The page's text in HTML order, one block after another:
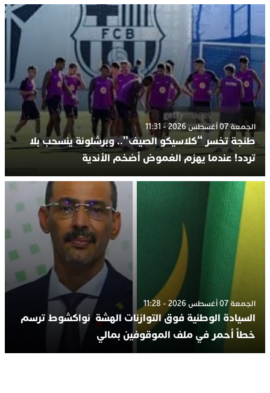
الجمعة 07 أغسطس 2026 - 11:31
طنجة تخسر “كلاسيكو الصيف”.. وبرشلونة ينسحب بلا
تردد! عندما يهزم الغموض أضخم الأندية
الجمعة 07 أغسطس 2026 - 11:28
السيادة الوطنية فوق التوازنات الهشة نواكشوط ترسم
خطاً أحمر في ملف الموقوفين بمالي